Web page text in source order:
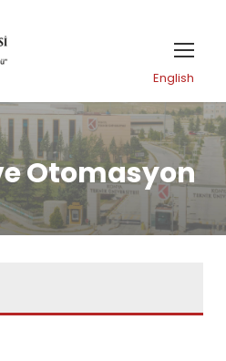
English
Otomasyon